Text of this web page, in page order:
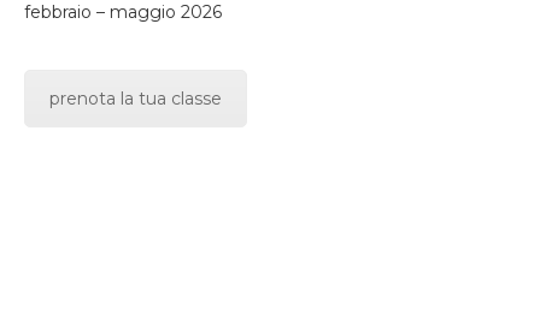
febbraio – maggio 2026
prenota la tua classe